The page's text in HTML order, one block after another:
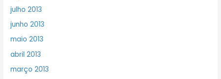
julho 2013
junho 2013
maio 2013
abril 2013
março 2013